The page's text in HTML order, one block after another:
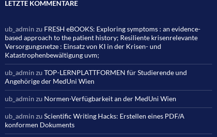
LETZTE KOMMENTARE
ub_admin zu FRESH eBOOKS: Exploring symptoms : an evidence-
based approach to the patient history; Resiliente krisenrelevante
Versorgungsnetze : Einsatz von KI in der Krisen- und
Katastrophenbewältigung uvm;
ub_admin zu TOP-LERNPLATTFORMEN für Studierende und
Angehörige der MedUni Wien
ub_admin zu Normen-Verfügbarkeit an der MedUni Wien
ub_admin zu Scientific Writing Hacks: Erstellen eines PDF/A
konformen Dokuments